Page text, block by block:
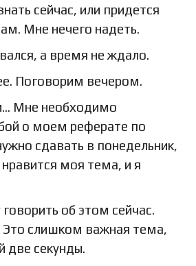
сейчас, или придется
Мне нечего надеть.
а время не ждало.
Поговорим вечером.
Мне необходимо
о моем реферате по
сдавать в понедельник,
моя тема, и я
об этом сейчас.
Это слишком важная тема,
две секунды.